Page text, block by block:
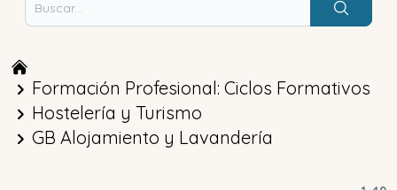
Buscar
Formación Profesional: Ciclos Formativos
Hostelería y Turismo
GB Alojamiento y Lavandería